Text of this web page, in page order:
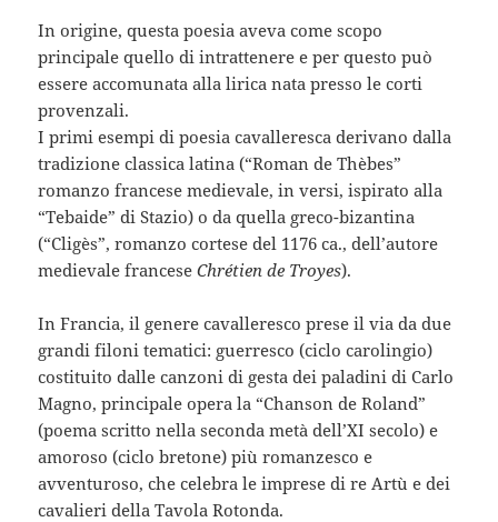
In origine, questa poesia aveva come scopo
principale quello di intrattenere e per questo può
essere accomunata alla lirica nata presso le corti
provenzali.
I primi esempi di poesia cavalleresca derivano dalla
tradizione classica latina (“Roman de Thèbes”
romanzo francese medievale, in versi, ispirato alla
“Tebaide” di Stazio) o da quella greco-bizantina
(“Cligès”, romanzo cortese del 1176 ca., dell’autore
medievale franceseChrétien de Troyes).
In Francia, il genere cavalleresco prese il via da due
grandi filoni tematici: guerresco (ciclo carolingio)
costituito dalle canzoni di gesta dei paladini di Carlo
Magno, principale opera la “Chanson de Roland”
(poema scritto nella seconda metà dell’XI secolo) e
amoroso (ciclo bretone) più romanzesco e
avventuroso, che celebra le imprese di re Artù e dei
cavalieri della Tavola Rotonda.